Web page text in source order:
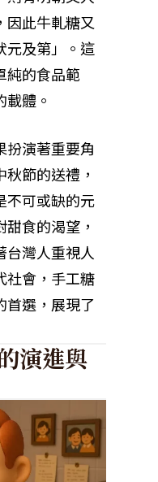
因此牛軋糖又
元及第」。這
純的食品範
體。
扮演著重要角
節的送禮，
不可或缺的元
食的渴望，
台灣人重視人
社會，手工糖
首選，展現了
演進與